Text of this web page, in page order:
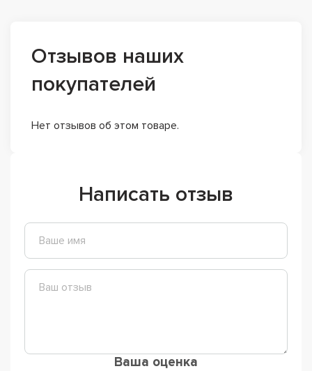
Отзывов наших
покупателей
Нет отзывов об этом товаре.
Написать отзыв
Ваша оценка